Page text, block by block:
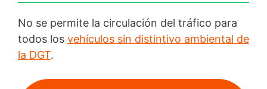
No se permite la circulación del tráfico para
todos los vehículos sin distintivo ambiental de
la DGT.